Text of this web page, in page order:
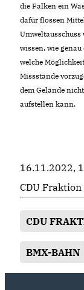
die Falken ein
dafür flossen
wissen, wie
welche
Missstände
dem Gelände
aufstellen kann.
16.11.2022,
CDU
CDU
BMX-BAHN